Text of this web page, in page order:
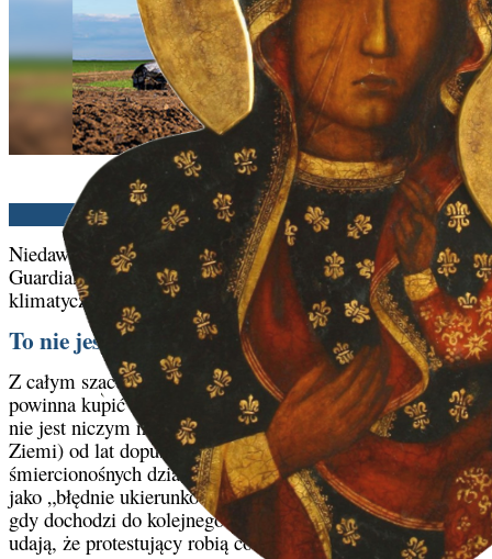
Edwin Benson | 03/04/2025
Niedawny artykuł w skrajnie lewicowym brytyjskim „The
Guardian” głosi: „'Nowa faza': dlaczego aktywiści
klimatyczni przechodzą od protestów do sabotażu”.
To nie jest nowe zjawisko
Z całym szacunkiem dla „The Guardian”, ale ta gazeta
powinna kupić sobie
chyba nowy kalendarz. Eko-terroryzm
nie jest niczym nowym. „Friends of the Earth” (Przyjaciele
Ziemi) od lat dopuszczają się brutalnych, a nawet
śmiercionośnych działań, które często są bagatelizowane
jako „błędnie ukierunkowane protesty”. Za każdym razem,
gdy dochodzi do kolejnego aktu przemocy, główne media
udają, że protestujący robią coś zupełnie nowego.